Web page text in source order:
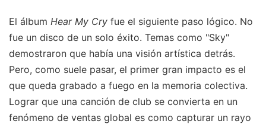
El álbum Hear My Cry fue el siguiente paso lógico. No
fue un disco de un solo éxito. Temas como "Sky"
demostraron que había una visión artística detrás.
Pero, como suele pasar, el primer gran impacto es el
que queda grabado a fuego en la memoria colectiva.
Lograr que una canción de club se convierta en un
fenómeno de ventas global es como capturar un rayo